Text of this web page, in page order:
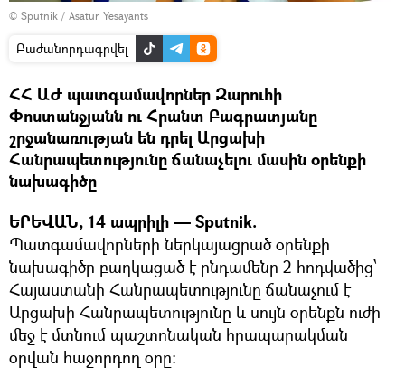
© Sputnik / Asatur Yesayants
Բաժանորդագրվել
ՀՀ ԱԺ պատգամավորներ Զարուհի
Փոստանջյանն ու Հրանտ Բագրատյանը
շրջանառության են դրել Արցախի
Հանրապետությունը ճանաչելու մասին օրենքի
նախագիծը
ԵՐԵՎԱՆ, 14 ապրիլի — Sputnik.
Պատգամավորների ներկայացրած օրենքի
նախագիծը բաղկացած է ընդամենը 2 հոդվածից՝
Հայաստանի Հանրապետությունը ճանաչում է
Արցախի Հանրապետությունը և սույն օրենքն ուժի
մեջ է մտնում պաշտոնական հրապարակման
օրվան հաջորդող օրը։